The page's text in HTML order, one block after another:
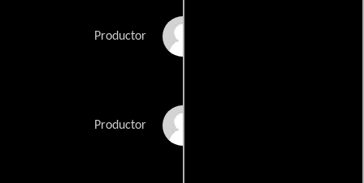
Productor
Productor